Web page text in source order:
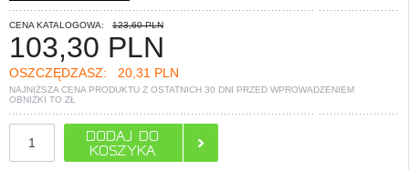
CENA KATALOGOWA: 123,60 PLN
103,30 PLN
OSZCZĘDZASZ: 20,31 PLN
NAJNIŻSZA CENA PRODUKTU Z OSTATNICH 30 DNI PRZED WPROWADZENIEM
OBNIŻKI TO ZŁ